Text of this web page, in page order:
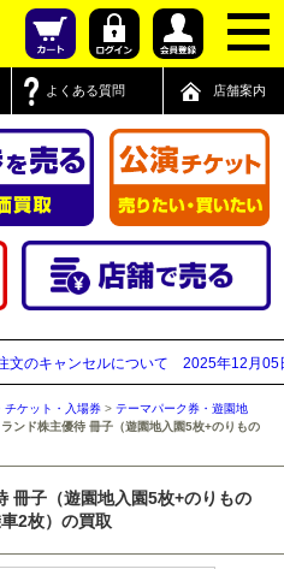
よくある質問 店舗案内
ャンセルについて 2025年12月05日 【
チケット・入場券 >テーマパーク券・遊園地
ンド株主優待 冊子（遊園地入園5枚+のりもの
冊子（遊園地入園5枚+のりもの
2枚）の買取